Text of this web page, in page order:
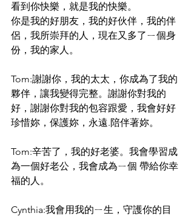
看到你快樂，就是我的快樂。
你是我的好朋友，我的好伙伴，我的伴
侶，我所崇拜的人，現在又多了ㄧ個身
份，我的家人。
Tom:謝謝你，我的太太，你成為了我的
夥伴，讓我變得完整。謝謝你對我的
好，謝謝你對我的包容跟愛，我會好好
珍惜妳，保護妳，永遠.陪伴著妳。
Tom:辛苦了，我的好老婆。我會學習成
為一個好老公，我會成為ㄧ個 帶給你幸
福的人。
Cynthia:我會用我的ㄧ生，守護你的目